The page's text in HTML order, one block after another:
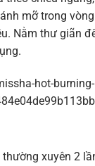
mỡ trong
Nằm thư giãn
thường xuyên 2